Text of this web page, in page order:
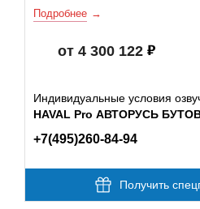
Подробнее
от 4 300 122
Индивидуальные условия
HAVAL Pro АВТОРУСЬ
+7(495)260-84-94
Получить